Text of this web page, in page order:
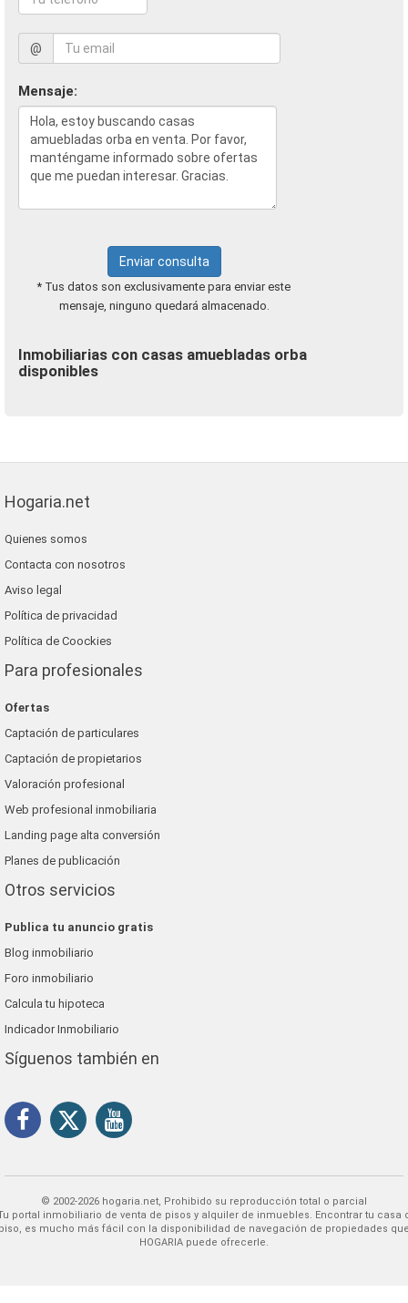
@
Mensaje:
Enviar consulta
* Tus datos son exclusivamente para enviar este
mensaje, ninguno quedará almacenado.
Inmobiliarias con casas amuebladas orba
disponibles
Hogaria.net
Quienes somos
Contacta con nosotros
Aviso legal
Política de privacidad
Política de Coockies
Para profesionales
Ofertas
Captación de particulares
Captación de propietarios
Valoración profesional
Web profesional inmobiliaria
Landing page alta conversión
Planes de publicación
Otros servicios
Publica tu anuncio gratis
Blog inmobiliario
Foro inmobiliario
Calcula tu hipoteca
Indicador Inmobiliario
Síguenos también en
© 2002-2026 hogaria.net, Prohibido su reproducción total o parcial
Encontrar tu casa o
es mucho más fácil con la disponibilidad de navegación de propiedades
HOGARIA puede ofrecerle.